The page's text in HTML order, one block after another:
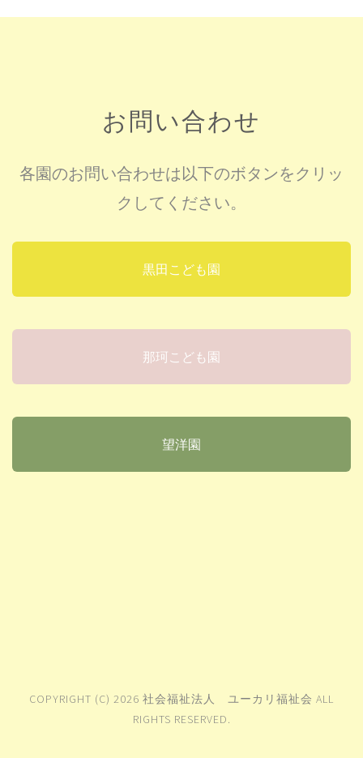
お問い合わせ
各園のお問い合わせは以下のボタンをクリッ
クしてください。
黒田こども園
那珂こども園
望洋園
COPYRIGHT (C) 2026 社会福祉法人 ユーカリ福祉会 ALL
RIGHTS RESERVED.